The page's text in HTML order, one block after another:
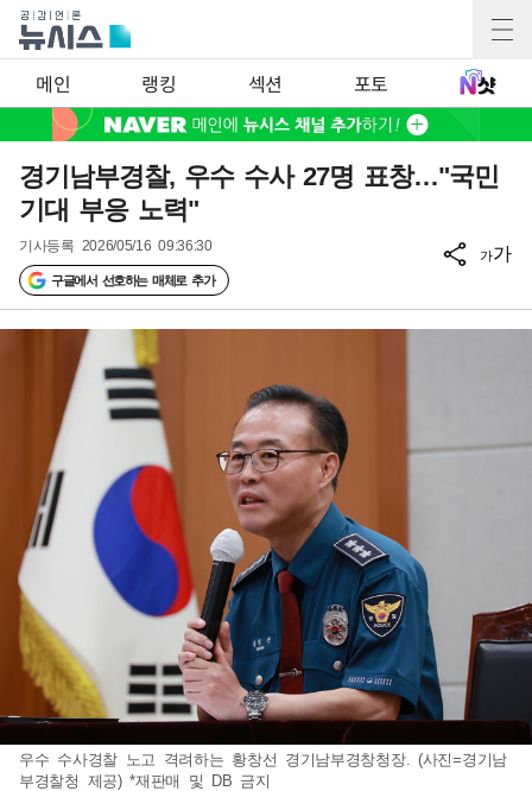
메인 랭킹 섹션 포토
경기남부경찰, 우수 수사 27명 표창…"국민
기대 부응 노력"
기사등록 2026/05/16 09:36:30
구글에서 선호하는 매체로 추가
가가
우수 수사경찰 노고 격려하는 황창선 경기남부경창청장. (사진=경기남
부경찰청 제공) *재판매 및 DB 금지